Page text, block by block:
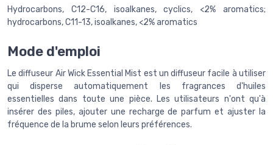
Hydrocarbons, C12-C16, isoalkanes, cyclics, <2% aromatics;
hydrocarbons, C11-13, isoalkanes, <2% aromatics
Mode d'emploi
Le diffuseur Air Wick Essential Mist est un diffuseur facile à utiliser
qui disperse automatiquement les fragrances d'huiles
essentielles dans toute une pièce. Les utilisateurs n'ont qu'à
insérer des piles, ajouter une recharge de parfum et ajuster la
fréquence de la brume selon leurs préférences.